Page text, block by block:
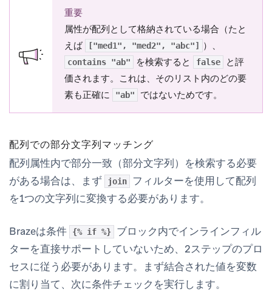
重要
属性が配列として格納されている場合（たと
えば
["med1", "med2", "abc"] ）、
contains "ab" を検索すると false
と評
価されます。これは、そのリスト内のどの要
素も正確に
"ab" ではないためです。
配列での部分文字列マッチング
配列属性内で部分一致（部分文字列）を検索する必要
がある場合は、まず
join
フィルターを使用して配列
を1つの文字列に変換する必要があります。
Brazeは条件 {% if %}
ブロック内でインラインフィル
ターを直接サポートしていないため、2ステップのプロ
セスに従う必要があります。まず結合された値を変数
に割り当て、次に条件チェックを実行します。